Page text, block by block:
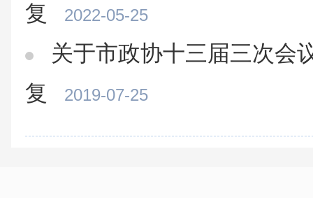
复
2022-05-25
关于市政协十三届三次会
复
2019-07-25